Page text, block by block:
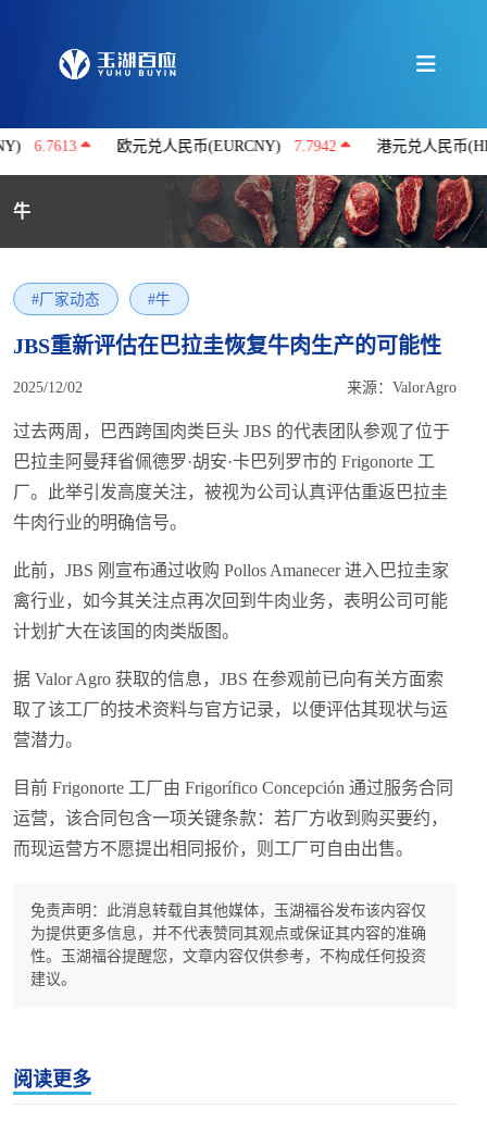
欧元兑人民币(EURCNY) 7.7942 港元兑人民币
牛
#厂家动态 #牛
JBS重新评估在巴拉圭恢复牛肉生产的可能性
2025/12/02 来源：ValorAgro
过去两周，巴西跨国肉类巨头 JBS 的代表团队参观了位于
巴拉圭阿曼拜省佩德罗·胡安·卡巴列罗市的 Frigonorte 工
厂。此举引发高度关注，被视为公司认真评估重返巴拉圭
牛肉行业的明确信号。
此前，JBS 刚宣布通过收购 Pollos Amanecer 进入巴拉圭家
禽行业，如今其关注点再次回到牛肉业务，表明公司可能
计划扩大在该国的肉类版图。
据 Valor Agro 获取的信息，JBS 在参观前已向有关方面索
取了该工厂的技术资料与官方记录，以便评估其现状与运
营潜力。
目前 Frigonorte 工厂由 Frigorífico Concepción 通过服务合同
运营，该合同包含一项关键条款：若厂方收到购买要约，
而现运营方不愿提出相同报价，则工厂可自由出售。
免责声明：此消息转载自其他媒体，玉湖福谷发布该内容仅
为提供更多信息，并不代表赞同其观点或保证其内容的准确
性。玉湖福谷提醒您，文章内容仅供参考，不构成任何投资
建议。
阅读更多